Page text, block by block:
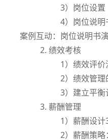
3）岗位设置
4）岗位说明
案例互动：岗位说明书
2. 绩效考核
1）绩效评价
2）绩效管理
3）建立平衡
3. 薪酬管理
1）薪酬设
2）薪酬策